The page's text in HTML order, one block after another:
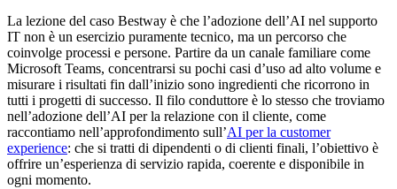
La lezione del caso Bestway è che l’adozione dell’AI nel supporto
IT non è un esercizio puramente tecnico, ma un percorso che
coinvolge processi e persone. Partire da un canale familiare come
Microsoft Teams, concentrarsi su pochi casi d’uso ad alto volume e
misurare i risultati fin dall’inizio sono ingredienti che ricorrono in
tutti i progetti di successo. Il filo conduttore è lo stesso che troviamo
nell’adozione dell’AI per la relazione con il cliente, come
raccontiamo nell’approfondimento sull’AI per la customer
experience: che si tratti di dipendenti o di clienti finali, l’obiettivo è
offrire un’esperienza di servizio rapida, coerente e disponibile in
ogni momento.